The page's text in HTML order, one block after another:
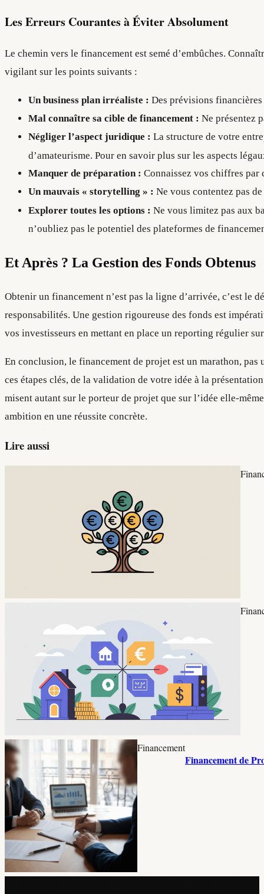
Les Erreurs Courantes à Éviter Absolument
Le chemin vers le financement est semé d’embûches.
vigilant sur les points suivants :
Un business plan irréaliste : Des prévisions
Mal connaître sa cible de financement : Ne présentez
Négliger l’aspect juridique : La structure de votre
d’amateurisme. Pour en savoir plus sur les aspects
Manquer de préparation : Connaissez vos chiffres par
Un mauvais « storytelling » : Ne vous contentez pas
Explorer toutes les options : Ne vous limitez pas aux
n’oubliez pas le potentiel des plateformes de
Et Après ? La Gestion des Fonds Obtenus
Obtenir un financement n’est pas la ligne d’arrivée, c’est le
responsabilités. Une gestion rigoureuse des fonds est
vos investisseurs en mettant en place un reporting régulier
En conclusion, le financement de projet est un marathon,
ces étapes clés, de la validation de votre idée à la
misent autant sur le porteur de projet que sur l’idée elle-
ambition en une réussite concrète.
Lire aussi
Financement
Financement de